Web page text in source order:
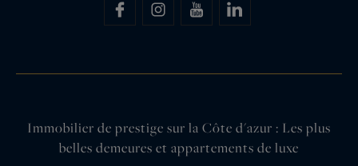
Immobilier de prestige sur la Côte d'azur : Les plus
belles demeures et appartements de luxe